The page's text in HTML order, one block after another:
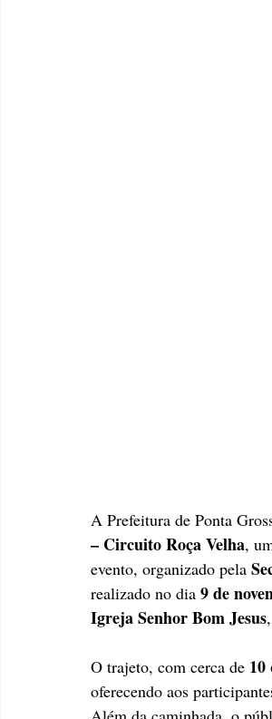
A Prefeitura de Ponta
– Circuito Roça Velha,
evento, organizado pela
realizado no dia 9 de
Igreja Senhor Bom Jesus
O trajeto, com cerca de
oferecendo aos